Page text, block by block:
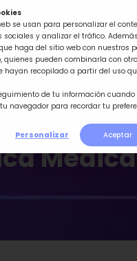
se usan para personalizar el
sociales y analizar el tráfico.
haga del sitio web con nuestros
quienes pueden combinarla con
hayan recopilado a partir del uso
de tu información cuando
navegador para recordar tu
Personalizar
Aceptar
Médica